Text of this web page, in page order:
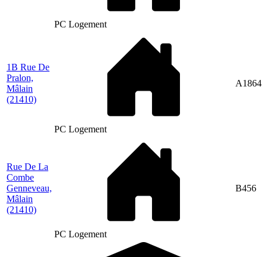
PC Logement
1B Rue De
Pralon,
Mâlain
(21410)
PC Logement
A1864
Rue De La
Combe
Genneveau,
Mâlain
(21410)
PC Logement
B456